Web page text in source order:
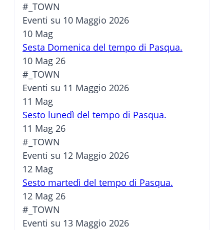
#_TOWN
Eventi su 10 Maggio 2026
10 Mag
Sesta Domenica del tempo di Pasqua.
10 Mag 26
#_TOWN
Eventi su 11 Maggio 2026
11 Mag
Sesto lunedì del tempo di Pasqua.
11 Mag 26
#_TOWN
Eventi su 12 Maggio 2026
12 Mag
Sesto martedì del tempo di Pasqua.
12 Mag 26
#_TOWN
Eventi su 13 Maggio 2026